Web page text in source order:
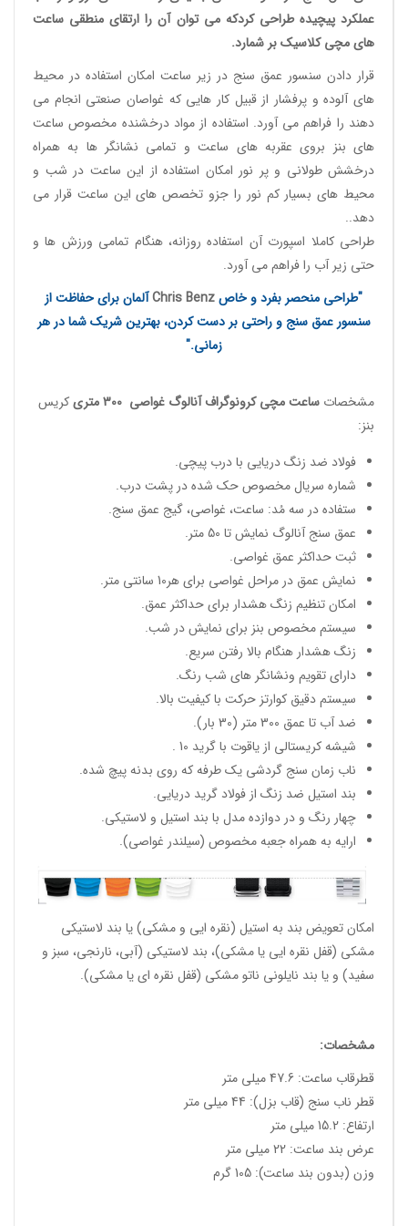
عملکرد پیچیده طراحی کردکه می توان آن را ارتقای منطقی ساعت
های مچی کلاسیکبر شمارد.
قرار دادن سنسور عمق سنج در زیر ساعت امکان استفاده در محیط
های آلوده و پرفشار از قبیل کار هایی که غواصان صنعتی انجام می
دهند را فراهم می آورد. استفاده از مواد درخشنده مخصوص ساعت
های بنز بروی عقربه های ساعت و تمامی نشانگر ها به همراه
درخشش طولانی و پر نور امکان استفاده از این ساعت در شب و
محیط های بسیار کم نور را جزو تخصص های این ساعت قرار می
دهد..
طراحی کاملا اسپورت آن استفاده روزانه، هنگام تمامی ورزش ها و
حتی زیر آب را فراهم می آورد.
"طراحی منحصر بفرد و خاصChris Benzآلمان برای حفاظت از
سنسور عمق سنج و راحتی بر دست کردن، بهترین شریک شما در هر
زمانی."
مشخصات ساعت مچی کرونوگراف آنالوگ غواصی 300 متری
کریس
بنز:
فولاد ضد زنگ دریایی با درب پیچی.
شماره سریال مخصوص حک شده در پشت درب.
ستفاده در سه مُد: ساعت، غواصی، گیج عمق سنج.
عمق سنج آنالوگ نمایش تا 50 متر.
ثبت حداکثر عمق غواصی.
نمایش عمق در مراحل غواصی برای هر10 سانتی متر.
امکان تنظیم زنگ هشدار برای حداکثر عمق.
سیستم مخصوص بنز برای نمایش در شب.
زنگ هشدار هنگام بالا رفتن سریع.
دارای تقویم ونشانگر های شب رنگ.
سیستم دقیق کوارتز حرکت با کیفیت بالا.
ضد آب تا عمق 300 متر (30 بار).
شیشه کریستالی از یاقوت با گرید 10 .
ناب زمان سنج گردشی یک طرفه که روی بدنه پیچ شده.
بند استیل ضد زنگ از فولاد گرید دریایی.
چهار رنگ و در دوازده مدل با بند استیل و لاستیکی.
ارایه به همراه جعبه مخصوص (سیلندر غواصی).
امکان تعویض بند به استیل (نقره ایی و مشکی) یا بند لاستیکی
مشکی (قفل نقره ایی یا مشکی)، بند لاستیکی (آبی، نارنجی، سبز و
سفید) و یا بند نایلونی ناتو مشکی (قفل نقره ای یا مشکی).
مشخصات:
قطرقاب ساعت: 47.6 میلی متر
قطر ناب سنج (قاب بزل): 44 میلی متر
ارتفاع: 15.2 میلی متر
عرض بند ساعت: 22 میلی متر
وزن (بدون بند ساعت): 105 گرم